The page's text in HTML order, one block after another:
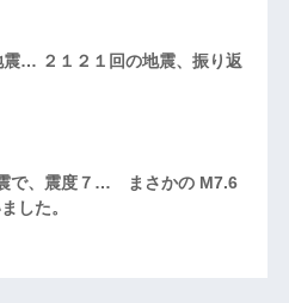
震… ２１２１回の地震、振り返
で、震度７… まさかの M7.6
した。